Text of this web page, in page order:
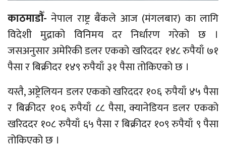
काठमाडौँ- नेपाल राष्ट्र बैंकले आज (मंगलबार) का लागि
विदेशी मुद्राको विनिमय दर निर्धारण गरेको छ ।
जसअनुसार अमेरिकी डलर एकको खरिददर १४८ रुपैयाँ ७१
पैसा र बिक्रीदर १४९ रुपैयाँ ३१ पैसा तोकिएको छ ।
यस्तै, अष्ट्रेलियन डलर एकको खरिददर १०६ रुपैयाँ ४५ पैसा
र बिक्रीदर १०६ रुपैयाँ ८८ पैसा, क्यानेडियन डलर एकको
खरिददर १०८ रुपैयाँ ६५ पैसा र बिक्रीदर १०९ रुपैयाँ ९ पैसा
तोकिएको छ ।